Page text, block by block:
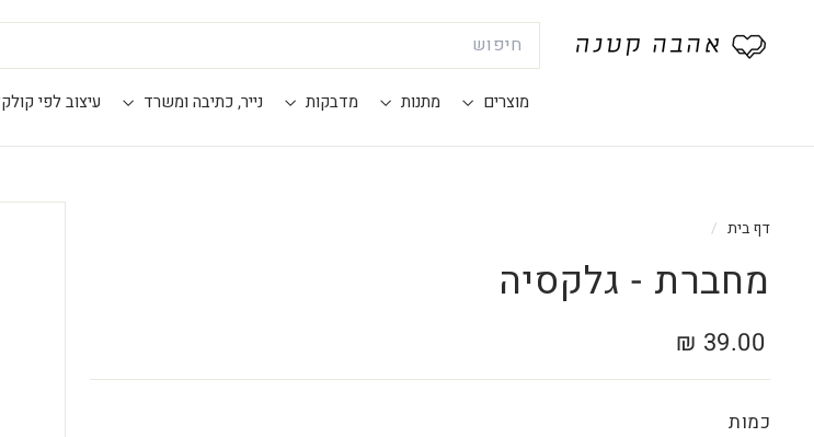
ה
ה
Search
מוצרים מתנות מדבקות נייר, כתיבה ומשרד עיצוב לפי
דף בית /
מחברת - גלקסיה
מחיר
רגיל
39.00 ₪
39.00
₪
כמות